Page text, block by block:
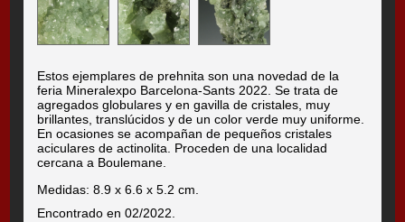
Estos ejemplares de prehnita son una novedad de la
feria Mineralexpo Barcelona-Sants 2022. Se trata de
agregados globulares y en gavilla de cristales, muy
brillantes, translúcidos y de un color verde muy uniforme.
En ocasiones se acompañan de pequeños cristales
aciculares de actinolita. Proceden de una localidad
cercana a Boulemane.
Medidas: 8.9 x 6.6 x 5.2 cm.
Encontrado en 02/2022.